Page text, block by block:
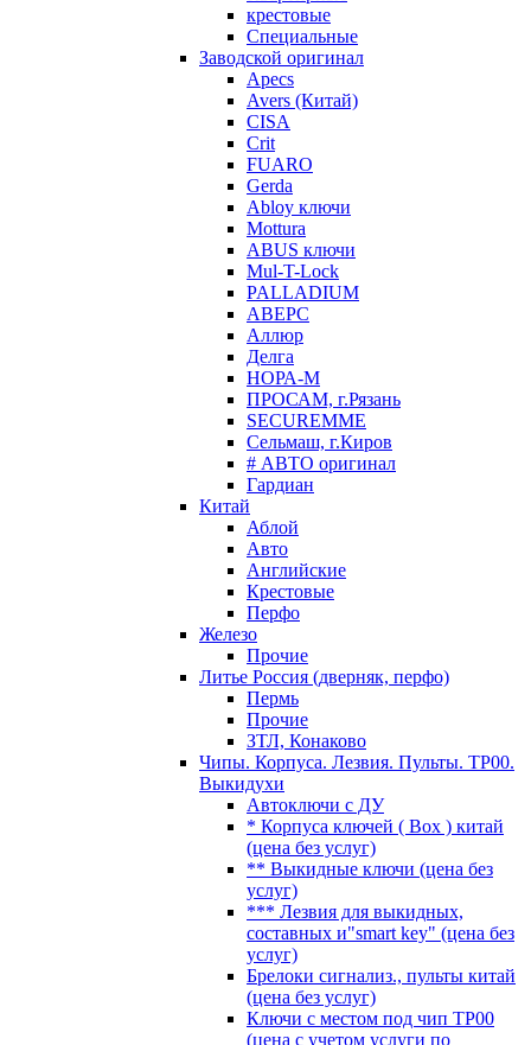
крестовые
Специальные
Заводской оригинал
Apecs
Avers (Китай)
CISA
Crit
FUARO
Gerda
Abloy ключи
Mottura
ABUS ключи
Mul-T-Lock
PALLADIUM
АВЕРС
Аллюр
Делга
НОРА-М
ПРОСАМ, г.Рязань
SECUREMME
Сельмаш, г.Киров
# АВТО оригинал
Гардиан
Китай
Аблой
Авто
Английские
Крестовые
Перфо
Железо
Прочие
Литье Россия (дверняк, перфо)
Пермь
Прочие
ЗТЛ, Конаково
Чипы. Корпуса. Лезвия. Пульты. TP00.
Выкидухи
Автоключи с ДУ
* Корпуса ключей ( Box ) китай
(цена без услуг)
** Выкидные ключи (цена без
услуг)
*** Лезвия для выкидных,
составных и"smart key" (цена без
услуг)
Брелоки сигнализ., пульты китай
(цена без услуг)
Ключи с местом под чип TP00
(цена с учетом услуги по